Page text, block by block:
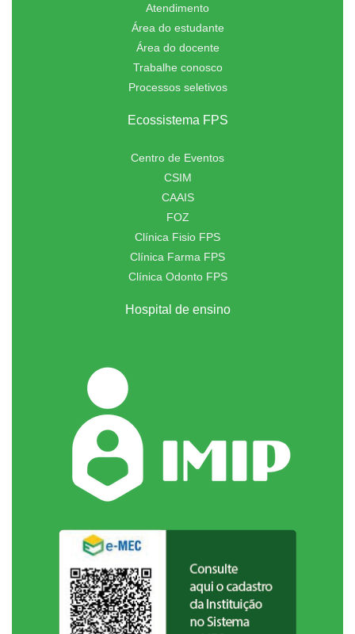
Atendimento
Área do estudante
Área do docente
Trabalhe conosco
Processos seletivos
Ecossistema FPS
Centro de Eventos
CSIM
CAAIS
FOZ
Clínica Fisio FPS
Clínica Farma FPS
Clínica Odonto FPS
Hospital de ensino